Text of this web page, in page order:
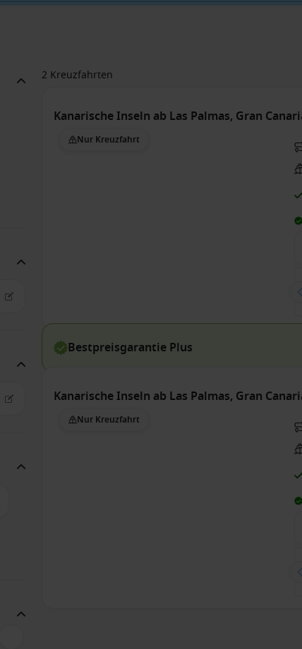
2 Kreuzfahrten
Kanarische Inseln ab Las Palmas, Gran
Nur Kreuzfahrt
Bestpreisgarantie Plus
Kanarische Inseln ab Las Palmas, Gran
Nur Kreuzfahrt